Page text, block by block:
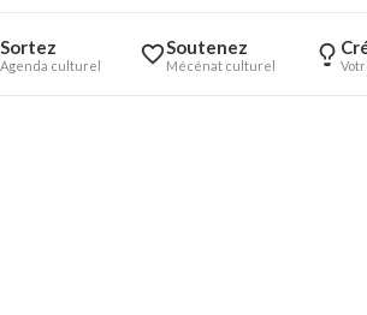
Sortez
Agenda culturel
Soutenez
Mécénat culturel